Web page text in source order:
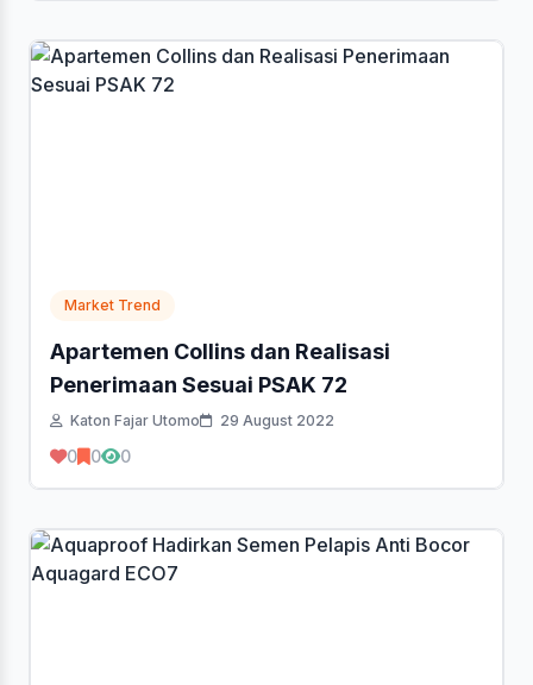
Market Trend
Apartemen Collins dan Realisasi
Penerimaan Sesuai PSAK 72
Katon Fajar Utomo 29 August 2022
0 0 0